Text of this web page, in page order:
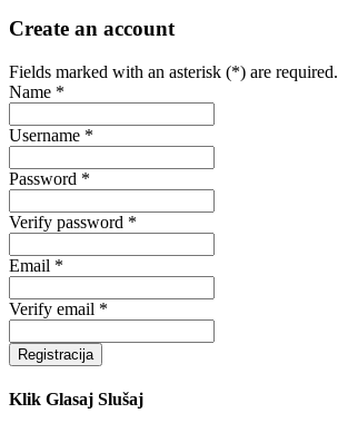
Create an account
Fields marked with an asterisk (*) are required.
Name *
Username *
Password *
Verify password *
Email *
Verify email *
Registracija
Klik Glasaj Slušaj